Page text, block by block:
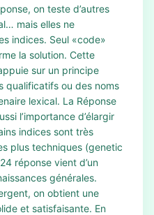
on teste d’autres
mais elles ne
indices. Seul «code»
la solution. Cette
sur un principe
qualificatifs ou des noms
lexical. La Réponse
l’importance d’élargir
indices sont très
plus techniques (genetic
réponse vient d’un
générales.
on obtient une
et satisfaisante. En